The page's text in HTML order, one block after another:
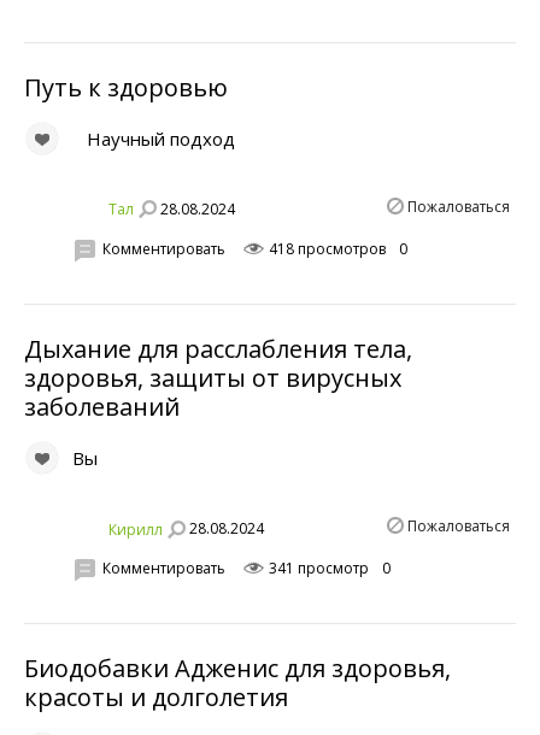
Путь к здоровью
Научный подход
Тал 28.08.2024 Пожаловаться
Комментировать 418 просмотров 0
Дыхание для расслабления тела,
здоровья, защиты от вирусных
заболеваний
Вы
Кирилл 28.08.2024 Пожаловаться
Комментировать 341 просмотр 0
Биодобавки Адженис для здоровья,
красоты и долголетия